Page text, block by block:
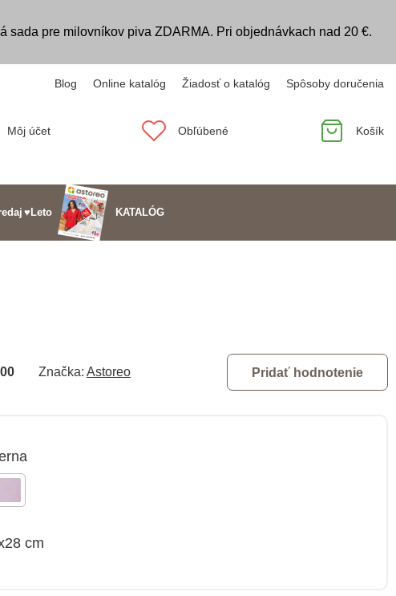
sada pre milovníkov piva ZDARMA. Pri objednávkach nad 20 €.
Blog Online katalóg Žiadosť o katalóg Spôsoby doručenia
Môj účet Obľúbené Košík
♥Leto KATALÓG
Značka: Astoreo Pridať hodnotenie
cm